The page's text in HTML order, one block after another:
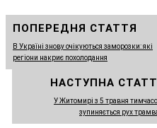
ПОПЕРЕДНЯ СТАТТЯ
В Україні знову очікуються заморозки: які
регіони накриє похолодання
НАСТУПНА
У Житомирі з 5 травня
зупиняється рух